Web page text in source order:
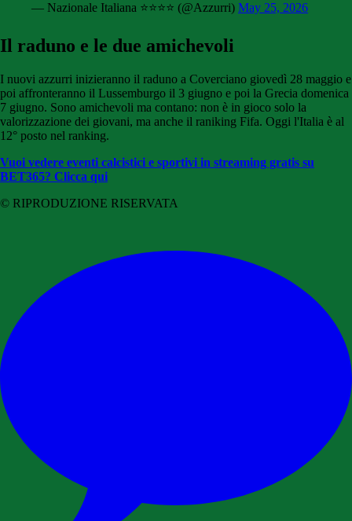
— Nazionale Italiana ⭐️⭐️⭐️⭐️ (@Azzurri) May 25, 2026
Il raduno e le due amichevoli
I nuovi azzurri inizieranno il raduno a Coverciano giovedì 28 maggio e
poi affronteranno il Lussemburgo il 3 giugno e poi la Grecia domenica
7 giugno. Sono amichevoli ma contano: non è in gioco solo la
valorizzazione dei giovani, ma anche il raniking Fifa. Oggi l'Italia è al
12° posto nel ranking.
Vuoi vedere eventi calcistici e sportivi in streaming gratis su
BET365? Clicca qui
© RIPRODUZIONE RISERVATA